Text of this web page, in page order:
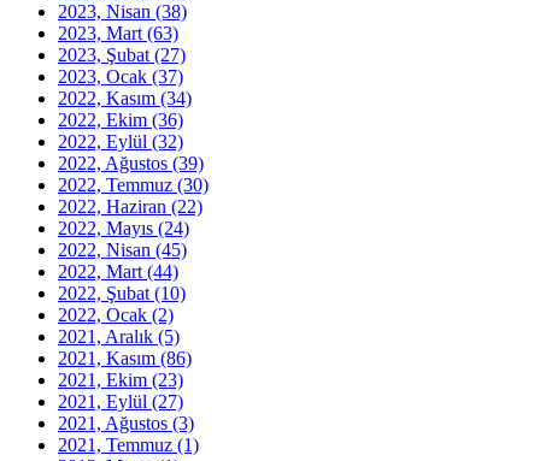
2023, Nisan (38)
2023, Mart (63)
2023, Şubat (27)
2023, Ocak (37)
2022, Kasım (34)
2022, Ekim (36)
2022, Eylül (32)
2022, Ağustos (39)
2022, Temmuz (30)
2022, Haziran (22)
2022, Mayıs (24)
2022, Nisan (45)
2022, Mart (44)
2022, Şubat (10)
2022, Ocak (2)
2021, Aralık (5)
2021, Kasım (86)
2021, Ekim (23)
2021, Eylül (27)
2021, Ağustos (3)
2021, Temmuz (1)